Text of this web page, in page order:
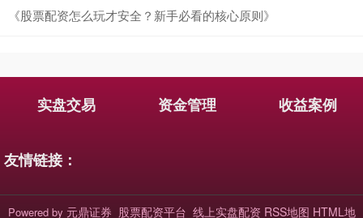
《股票配资怎么玩才安全？新手必看的核心原则》
实盘交易 资金管理 收益案例
友情链接：
Powered by 元鼎证券_股票配资平台_线上实盘配资 RSS地图 HTML地